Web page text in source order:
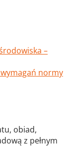
–
normy
obiad,
z pełnym